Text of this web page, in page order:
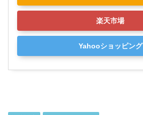
楽天市場
Yahooショッピング